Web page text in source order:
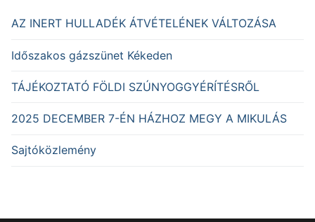
AZ INERT HULLADÉK ÁTVÉTELÉNEK VÁLTOZÁSA
Időszakos gázszünet Kékeden
TÁJÉKOZTATÓ FÖLDI SZÚNYOGGYÉRÍTÉSRŐL
2025 DECEMBER 7-ÉN HÁZHOZ MEGY A MIKULÁS
Sajtóközlemény